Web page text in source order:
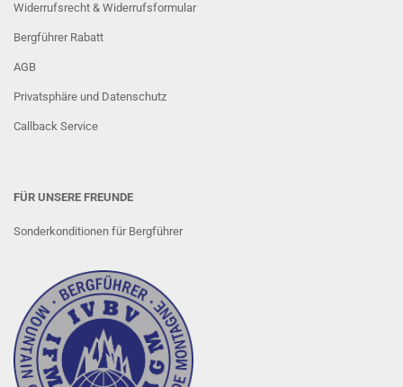
Widerrufsrecht & Widerrufsformular
Bergführer Rabatt
AGB
Privatsphäre und Datenschutz
Callback Service
FÜR UNSERE FREUNDE
Sonderkonditionen für Bergführer